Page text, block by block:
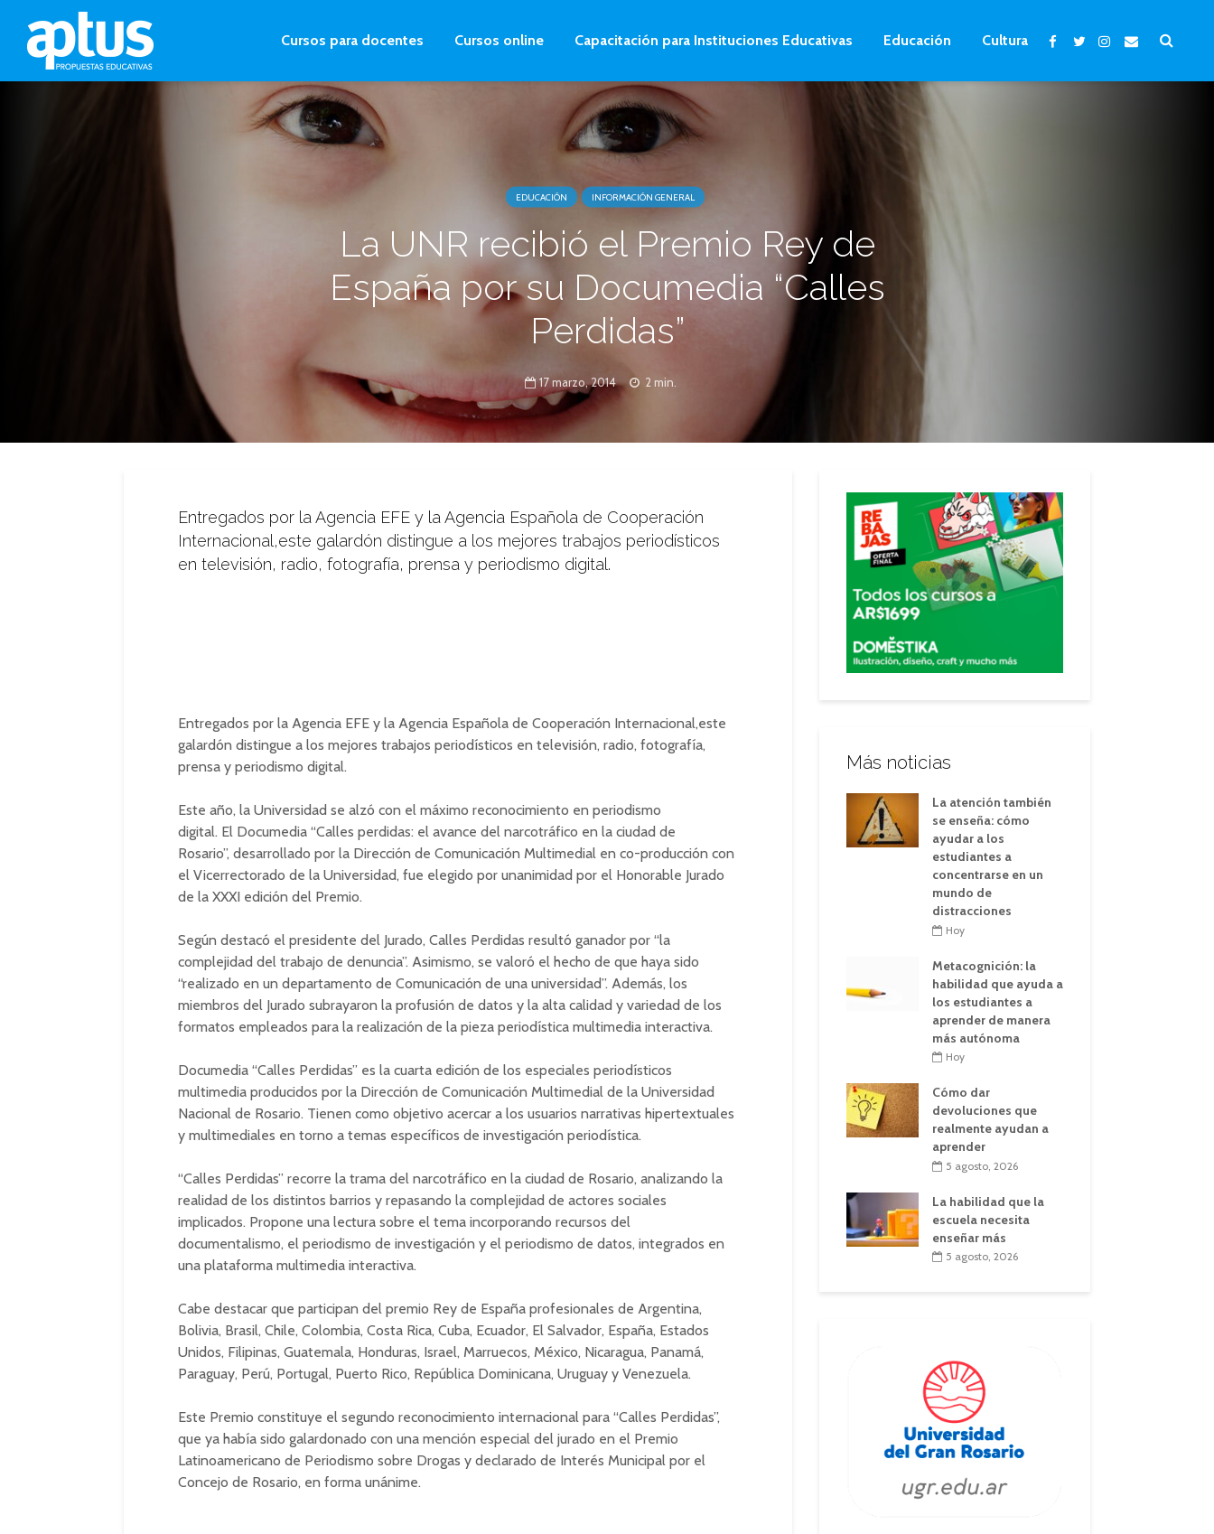
Cursos para docentes Cursos online Capacitación para Instituciones Educativas Educación Cultura
EDUCACIÓN INFORMACIÓN GENERAL
La UNR recibió el Premio Rey de
España por su Documedia “Calles
Perdidas”
17 marzo, 2014 2 min.
Entregados por la Agencia EFE y la Agencia Española de Cooperación
Internacional,este galardón distingue a los mejores trabajos periodísticos
en televisión, radio, fotografía, prensa y periodismo digital.
Entregados por la Agencia EFE y la Agencia Española de Cooperación Internacional,este
galardón distingue a los mejores trabajos periodísticos en televisión, radio, fotografía,
prensa y periodismo digital.
Este año, la Universidad se alzó con el máximo reconocimiento en periodismo
digital. El Documedia “Calles perdidas: el avance del narcotráfico en la ciudad de
Rosario”, desarrollado por la Dirección de Comunicación Multimedial en co-producción con
el Vicerrectorado de la Universidad, fue elegido por unanimidad por el Honorable Jurado
de la XXXI edición del Premio.
Según destacó el presidente del Jurado, Calles Perdidas resultó ganador por “la
complejidad del trabajo de denuncia”. Asimismo, se valoró el hecho de que haya sido
“realizado en un departamento de Comunicación de una universidad”. Además, los
miembros del Jurado subrayaron la profusión de datos y la alta calidad y variedad de los
formatos empleados para la realización de la pieza periodística multimedia interactiva.
Documedia “Calles Perdidas” es la cuarta edición de los especiales periodísticos
multimedia producidos por la Dirección de Comunicación Multimedial de la Universidad
Nacional de Rosario. Tienen como objetivo acercar a los usuarios narrativas hipertextuales
y multimediales en torno a temas específicos de investigación periodística.
“Calles Perdidas” recorre la trama del narcotráfico en la ciudad de Rosario, analizando la
realidad de los distintos barrios y repasando la complejidad de actores sociales
implicados. Propone una lectura sobre el tema incorporando recursos del
documentalismo, el periodismo de investigación y el periodismo de datos, integrados en
una plataforma multimedia interactiva.
Cabe destacar que participan del premio Rey de España profesionales de Argentina,
Bolivia, Brasil, Chile, Colombia, Costa Rica, Cuba, Ecuador, El Salvador, España, Estados
Unidos, Filipinas, Guatemala, Honduras, Israel, Marruecos, México, Nicaragua, Panamá,
Paraguay, Perú, Portugal, Puerto Rico, República Dominicana, Uruguay y Venezuela.
Este Premio constituye el segundo reconocimiento internacional para “Calles Perdidas”,
que ya había sido galardonado con una mención especial del jurado en el Premio
Latinoamericano de Periodismo sobre Drogas y declarado de Interés Municipal por el
Concejo de Rosario, en forma unánime.
Más noticias
La atención también
se enseña: cómo
ayudar a los
estudiantes a
concentrarse en un
mundo de
distracciones
Hoy
Metacognición: la
habilidad que ayuda a
los estudiantes a
aprender de manera
más autónoma
Hoy
Cómo dar
devoluciones que
realmente ayudan a
aprender
5 agosto, 2026
La habilidad que la
escuela necesita
enseñar más
5 agosto, 2026